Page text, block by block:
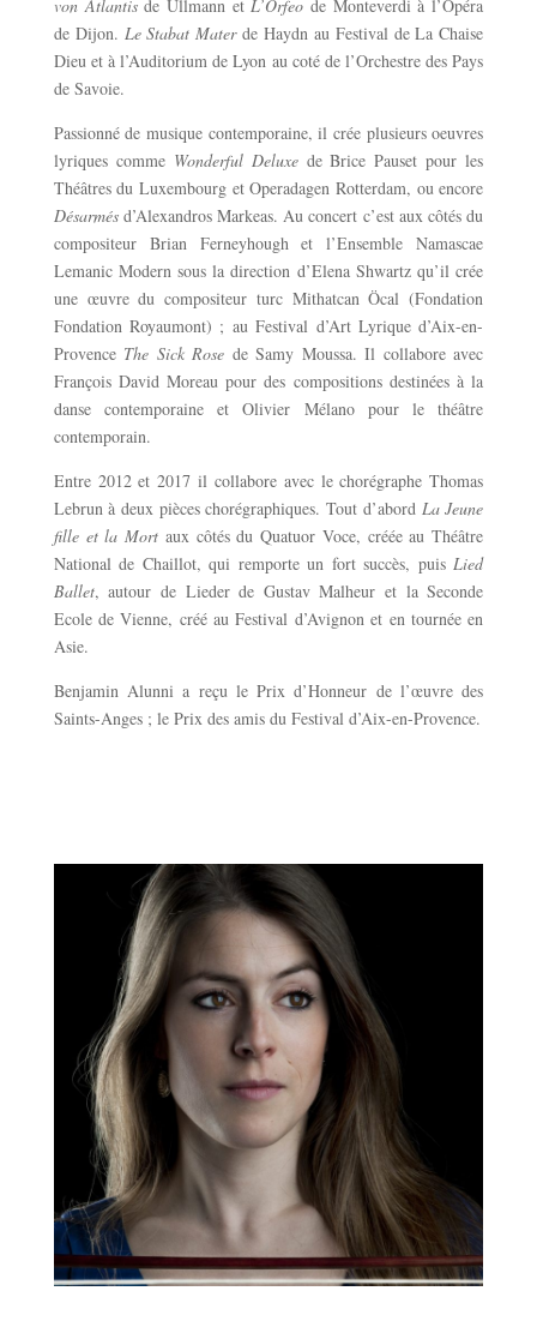
von Atlantisde Ullmann et L’Orfeo de Monteverdi à l’Opéra
de Dijon. Le Stabat Materde Haydn au Festival de La Chaise
Dieu et à l’Auditorium de Lyon au coté de l’Orchestre des Pays
de Savoie.
Passionné de musique contemporaine, il crée plusieurs oeuvres
lyriques comme Wonderful Deluxede Brice Pauset pour les
Théâtres du Luxembourg et Operadagen Rotterdam, ou encore
Désarmésd’Alexandros Markeas. Au concert c’est aux côtés du
compositeur Brian Ferneyhough et l’Ensemble Namascae
Lemanic Modern sous la direction d’Elena Shwartz qu’il crée
une œuvre du compositeur turc Mithatcan Öcal (Fondation
Fondation Royaumont) ; au Festival d’Art Lyrique d’Aix-en-
Provence The Sick Rose de Samy Moussa. Il collabore avec
François David Moreau pour des compositions destinées à la
danse contemporaine et Olivier Mélano pour le théâtre
contemporain.
Entre 2012 et 2017 il collabore avec le chorégraphe Thomas
Lebrun à deux pièces chorégraphiques. Tout d’abord La Jeune
fille et la Mort aux côtés du Quatuor Voce, créée au Théâtre
National de Chaillot, qui remporte un fort succès, puis Lied
Ballet, autour de Lieder de Gustav Malheur et la Seconde
Ecole de Vienne, créé au Festival d’Avignon et en tournée en
Asie.
Benjamin Alunni a reçu le Prix d’Honneur de l’œuvre des
Saints-Anges ; le Prix des amis du Festival d’Aix-en-Provence.